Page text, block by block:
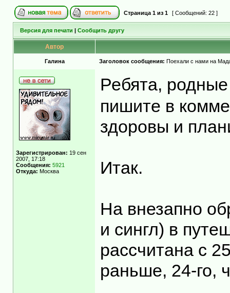
Страница 1 из 1 [ Сообщений: 22 ]
Версия для печати | Сообщить другу
Автор
Гaлинa Заголовок сообщения: Поехали с нами на
Зарегистрирован: 19 сен
2007, 17:18
Сообщения: 5921
Откуда: Москва
Ребята,
пишите в
здоровы и
Итак.
На внезапно
и сингл) в
рассчитана с
раньше, 24-го,